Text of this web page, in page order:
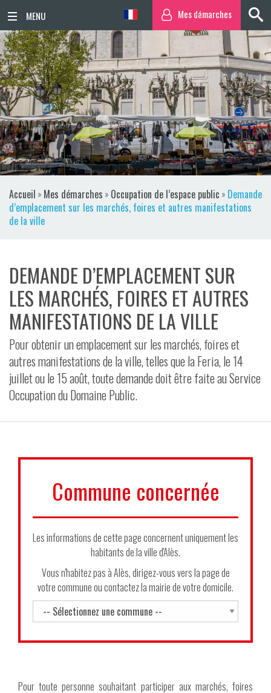
ACCUEIL
ACTUALITÉS
AGENDA
TERRITOIRE
VIE QUOTIDIENNE
SORTIR / BOUGER
VIDÉOS
CONTACT
Mes démarches
Accueil » Mes démarches » Occupation de l’espace public » Demande
d’emplacement sur les marchés, foires et autres manifestations
de la ville
DEMANDE D’EMPLACEMENT SUR
LES MARCHÉS, FOIRES ET AUTRES
MANIFESTATIONS DE LA VILLE
Pour obtenir un emplacement sur les marchés, foires et
autres manifestations de la ville, telles que la Feria, le 14
juillet ou le 15 août, toute demande doit être faite au Service
Occupation du Domaine Public.
Commune concernée
Les informations de cette page concernent uniquement les
habitants de la ville d'Alès.
Vous n'habitez pas à Alès, dirigez-vous vers la page de
votre commune ou contactez la mairie de votre domicile.
Pour toute personne souhaitant participer aux marchés, foires